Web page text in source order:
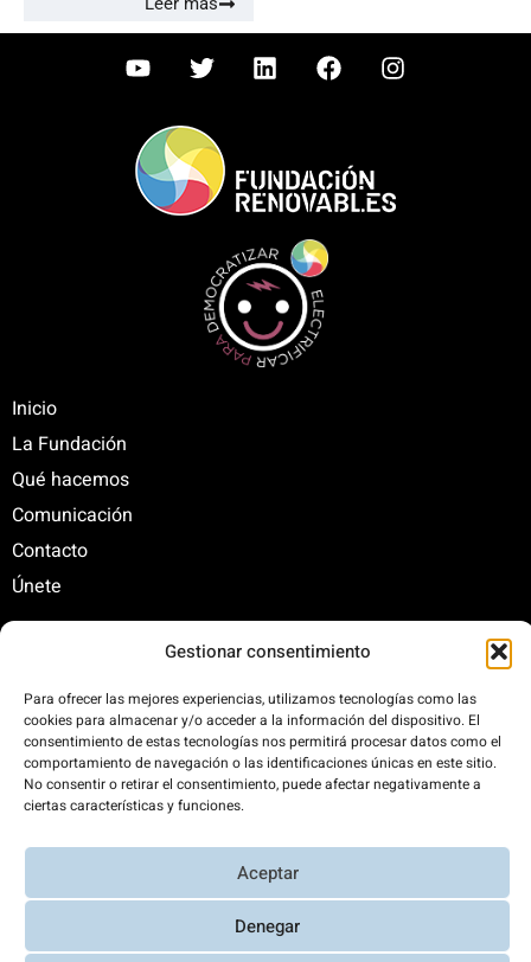
Gestionar consentimiento
Para ofrecer las mejores experiencias, utilizamos tecnologías como las
cookies para almacenar y/o acceder a la información del dispositivo. El
consentimiento de estas tecnologías nos permitirá procesar datos como el
comportamiento de navegación o las identificaciones únicas en este sitio.
No consentir o retirar el consentimiento, puede afectar negativamente a
ciertas características y funciones.
Aceptar
Denegar
Inicio
La Fundación
Qué hacemos
Comunicación
Contacto
Únete
+34 625 47 42 11
fundacion@fundacionrenovables.org
comunicacion@fundacionrenovables.org
300%. Web 100% impulsada por energías